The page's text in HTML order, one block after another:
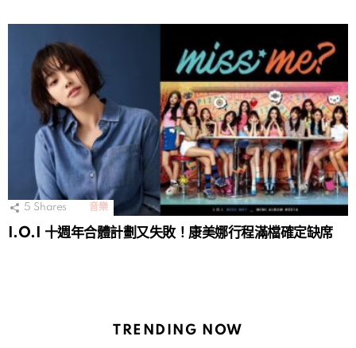
5 Shares 音樂
I.O.I 十週年合體計劃又失敗！康美娜行程滿檔確定缺席
TRENDING NOW